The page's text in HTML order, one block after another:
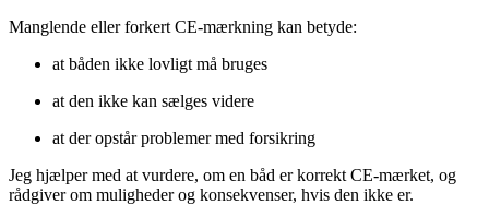
Manglende eller forkert CE-mærkning kan betyde:
at båden ikke lovligt må bruges
at den ikke kan sælges videre
at der opstår problemer med forsikring
Jeg hjælper med at vurdere, om en båd er korrekt CE-mærket, og
rådgiver om muligheder og konsekvenser, hvis den ikke er.